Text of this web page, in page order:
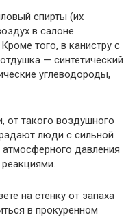
спирты (их
в салоне
того, в канистру с
— синтетический
углеводороды,
от такого воздушного
люди с сильной
давления
на стенку от запаха
в прокуренном